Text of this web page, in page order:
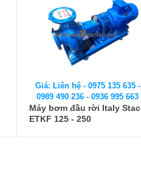
Giá: Liên hệ - 0975 135 635 -
0989 490 236 - 0936 995 663
Máy bơm đầu rời Italy Stac
ETKF 125 - 250